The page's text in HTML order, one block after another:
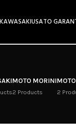
KAWASAKIUSATO
MOTO MORINI
2 Products 2